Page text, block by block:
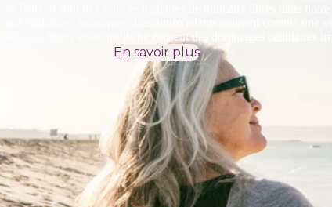
l’alcool sont des sources majeures de radicaux libres dans
aux maladies chroniques. Les antioxydants agissent comme une
radicaux libres avant qu’ils ne causent des dommages cellulaires
En savoir plus